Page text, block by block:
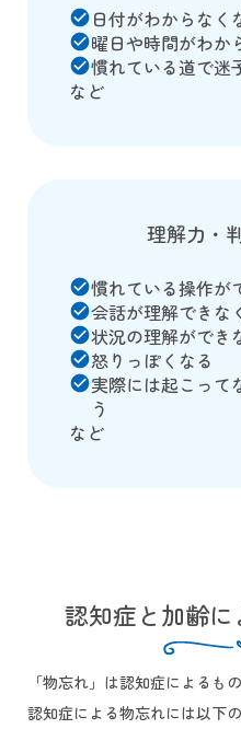
check_circle 日付がわからなく
check_circle曜日や時間がわか
check_circle慣れている道で迷
など
理解力・
check_circle慣れている操作が
check_circle会話が理解できな
check_circle状況の理解ができ
check_circle怒りっぽくなる
check_circle実際には起こって
う
など
認知症と加齢
「物忘れ」は認知症によるも
認知症による物忘れには以下